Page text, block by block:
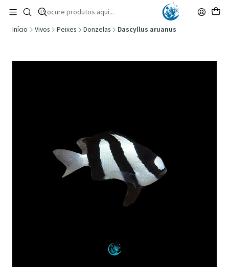
🚚 Portugal Continental: Portes Grátis desde 149,90€ (Envio extresso: 14,90€)
Ler mais
Início Vivos Peixes Donzelas Dascyllus aruanus